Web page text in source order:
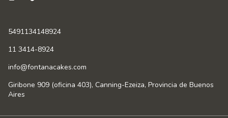
5491134148924
11 3414-8924
info@fontanacakes.com
Giribone 909 (oficina 403), Canning-Ezeiza, Provincia de Buenos
Aires